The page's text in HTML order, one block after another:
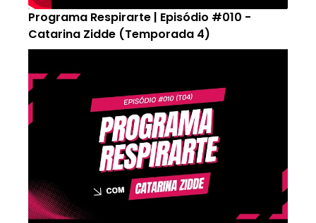
Programa Respirarte | Episódio #010 -
Catarina Zidde (Temporada 4)